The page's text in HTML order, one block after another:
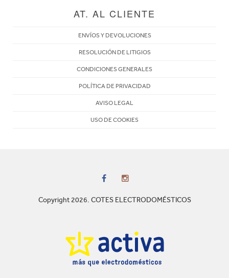
AT. AL CLIENTE
ENVÍOS Y DEVOLUCIONES
RESOLUCIÓN DE LITIGIOS
CONDICIONES GENERALES
POLÍTICA DE PRIVACIDAD
AVISO LEGAL
USO DE COOKIES
Copyright 2026. COTES ELECTRODOMÉSTICOS